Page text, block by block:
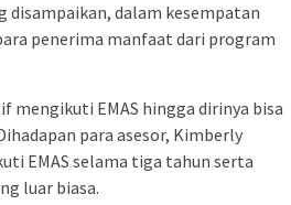
disampaikan, dalam kesempatan
penerima manfaat dari program
mengikuti EMAS hingga dirinya bisa
para asesor, Kimberly
EMAS selama tiga tahun serta
luar biasa.